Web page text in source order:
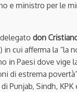
e ministro per le
don
) in cui afferma la “la
in Paesi dove vige
di estrema
Sindh, KPK